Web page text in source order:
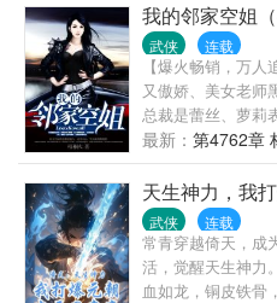
我的邻家空姐
武侠 连载
【爆火畅销，万
又傲娇、美女老师
总裁是蕾丝、萝
力，过目不忘，学
毛一脚踹！让清纯
瞪口呆！学渣逆袭
未来！这是属于我
同的青春和梦想
48126471）
最新： 第4762章
天生神力，我
武侠 连载
常青穿越倚天，成
活，觉醒天生神力
血如龙，铜皮铁骨